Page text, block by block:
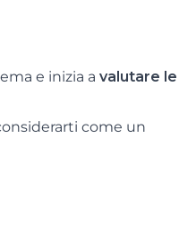
e inizia a valutare le
come un